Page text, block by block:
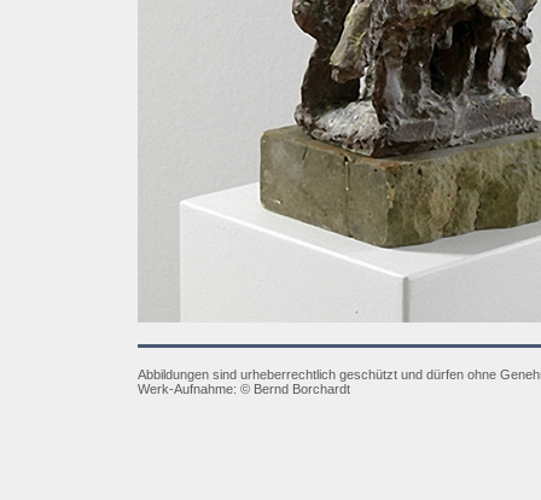
Abbildungen sind urheberrechtlich geschützt und dürfen ohne
Werk-Aufnahme: © Bernd Borchardt